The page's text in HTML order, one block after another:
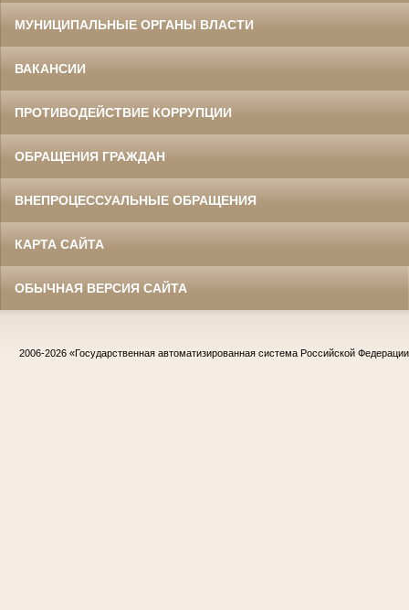
МУНИЦИПАЛЬНЫЕ ОРГАНЫ ВЛАСТИ
ВАКАНСИИ
ПРОТИВОДЕЙСТВИЕ КОРРУПЦИИ
ОБРАЩЕНИЯ ГРАЖДАН
ВНЕПРОЦЕССУАЛЬНЫЕ ОБРАЩЕНИЯ
КАРТА САЙТА
ОБЫЧНАЯ ВЕРСИЯ САЙТА
2006-2026 «Государственная автоматизированная система Российской